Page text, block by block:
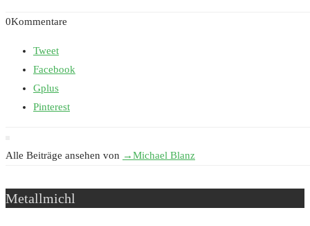
0Kommentare
Tweet
Facebook
Gplus
Pinterest
Alle Beiträge ansehen von →Michael Blanz
Metallmichl